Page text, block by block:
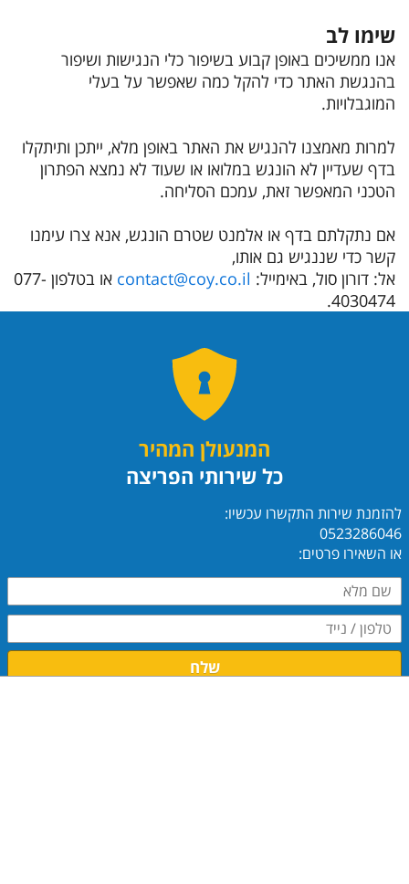
שימו לב
אנו ממשיכים באופן קבוע בשיפור כלי הנגישות ושיפור
בהנגשת האתר כדי להקל כמה שאפשר על בעלי
המוגבלויות.
למרות מאמצנו להנגיש את האתר באופן מלא, ייתכן ותיתקלו
בדף שעדיין לא הונגש במלואו או שעוד לא נמצא הפתרון
הטכני המאפשר זאת, עמכם הסליחה.
אם נתקלתם בדף או אלמנט שטרם הונגש, אנא צרו עימנו
קשר כדי שננגיש גם אותו,
אל: דורון סול, באימייל: contact@coy.co.il
או בטלפון 077-
4030474.
המנעולן המהיר
כל שירותי הפריצה
להזמנת שירות התקשרו עכשיו:
0523286046
או השאירו פרטים:
שלח